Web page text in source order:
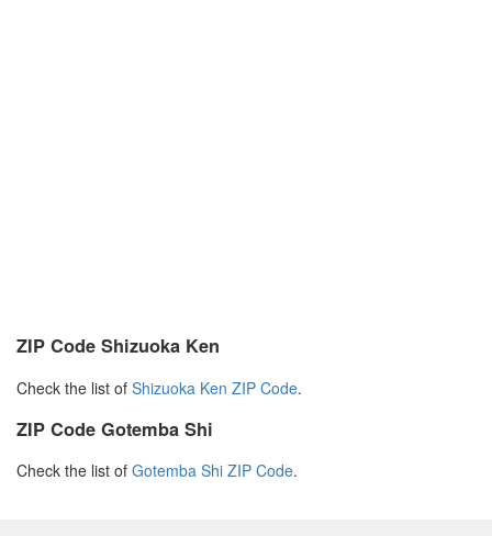
ZIP Code Shizuoka Ken
Check the list of Shizuoka Ken ZIP Code.
ZIP Code Gotemba Shi
Check the list of Gotemba Shi ZIP Code.